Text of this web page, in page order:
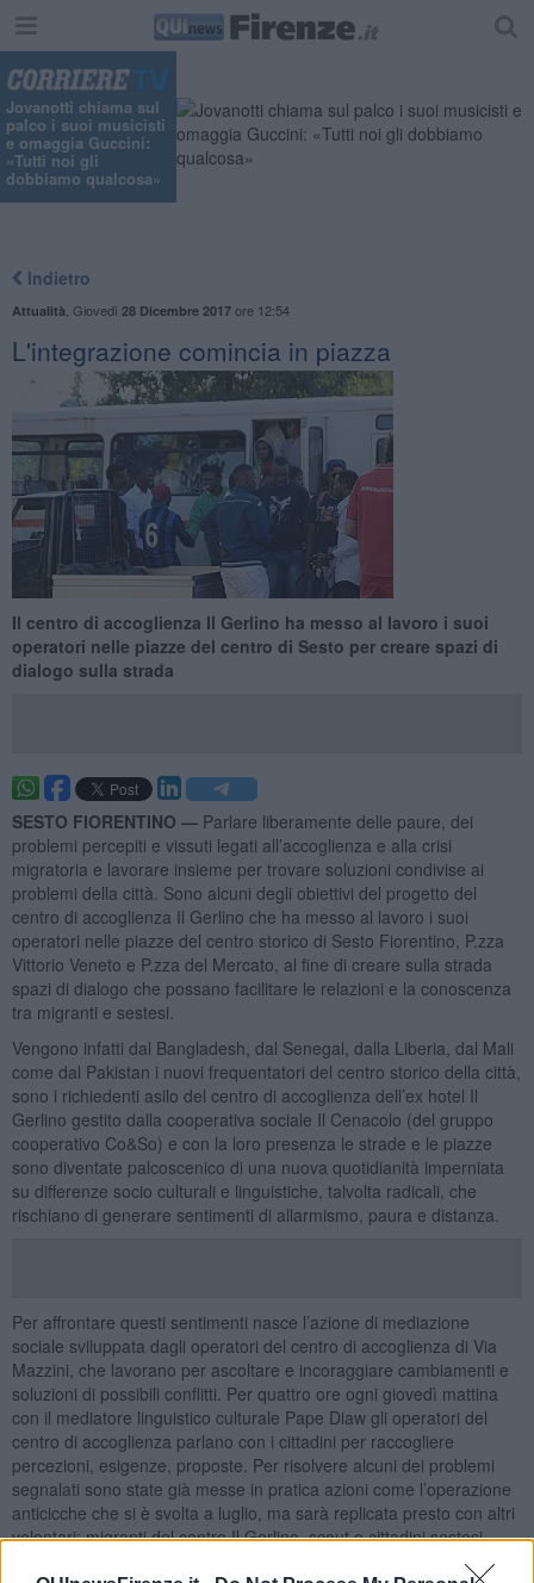
Jovanotti chiama sul
palco i suoi musicisti
e omaggia Guccini:
«Tutti noi gli
dobbiamo qualcosa»
Indietro
Attualità Giovedì 28 Dicembre 2017ore 12:54
L'integrazione comincia in piazza
Il centro di accoglienza Il Gerlino ha messo al lavoro i suoi
operatori nelle piazze del centro di Sesto per creare spazi di
dialogo sulla strada
SESTO FIORENTINO — Parlare liberamente delle paure, dei
problemi percepiti e vissuti legati all’accoglienza e alla crisi
migratoria e lavorare insieme per trovare soluzioni condivise ai
problemi della città. Sono alcuni degli obiettivi del progetto del
centro di accoglienza Il Gerlino che ha messo al lavoro i suoi
operatori nelle piazze del centro storico di Sesto Fiorentino, P.zza
Vittorio Veneto e P.zza del Mercato, al fine di creare sulla strada
spazi di dialogo che possano facilitare le relazioni e la conoscenza
tra migranti e sestesi.
Vengono infatti dal Bangladesh, dal Senegal, dalla Liberia, dal Mali
come dal Pakistan i nuovi frequentatori del centro storico della città,
sono i richiedenti asilo del centro di accoglienza dell’ex hotel Il
Gerlino gestito dalla cooperativa sociale Il Cenacolo (del gruppo
cooperativo Co&So) e con la loro presenza le strade e le piazze
sono diventate palcoscenico di una nuova quotidianità imperniata
su differenze socio culturali e linguistiche, talvolta radicali, che
rischiano di generare sentimenti di allarmismo, paura e distanza.
Per affrontare questi sentimenti nasce l’azione di mediazione
sociale sviluppata dagli operatori del centro di accoglienza di Via
Mazzini, che lavorano per ascoltare e incoraggiare cambiamenti e
soluzioni di possibili conflitti. Per quattro ore ogni giovedì mattina
con il mediatore linguistico culturale Pape Diaw gli operatori del
centro di accoglienza parlano con i cittadini per raccogliere
percezioni, esigenze, proposte. Per risolvere alcuni dei problemi
segnalati sono state già messe in pratica azioni come l’operazione
anticicche che si è svolta a luglio, ma sarà replicata presto con altri
volontari: migranti del centro Il Gerlino, scout e cittadini sestesi
sono partiti per raccogliere carte e cicche e restituire decoro alla